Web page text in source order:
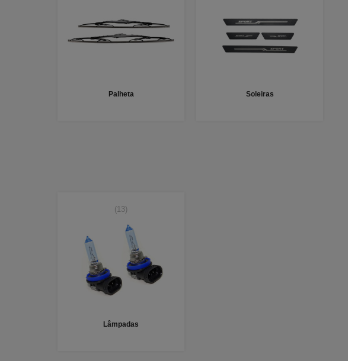
Palheta Soleiras
(13)
Lâmpadas